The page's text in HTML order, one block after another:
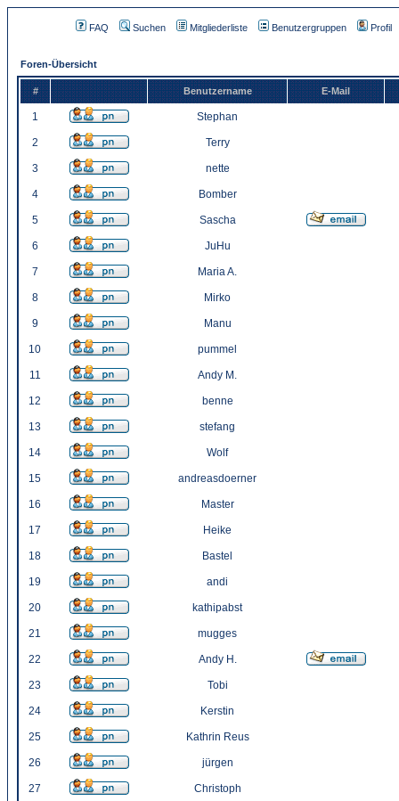
FAQ Suchen Mitgliederliste Benutzergruppen Profil
Foren-Übersicht
# Benutzername E-Mail
1 Stephan
2 Terry
3 nette
4 Bomber
5 Sascha
6 JuHu
7 Maria A.
8 Mirko
9 Manu
10 pummel
11 Andy M.
12 benne
13 stefang
14 Wolf
15 andreasdoerner
16 Master
17 Heike
18 Bastel
19 andi
20 kathipabst
21 mugges
22 Andy H.
23 Tobi
24 Kerstin
25 Kathrin Reus
26 jürgen
27 Christoph